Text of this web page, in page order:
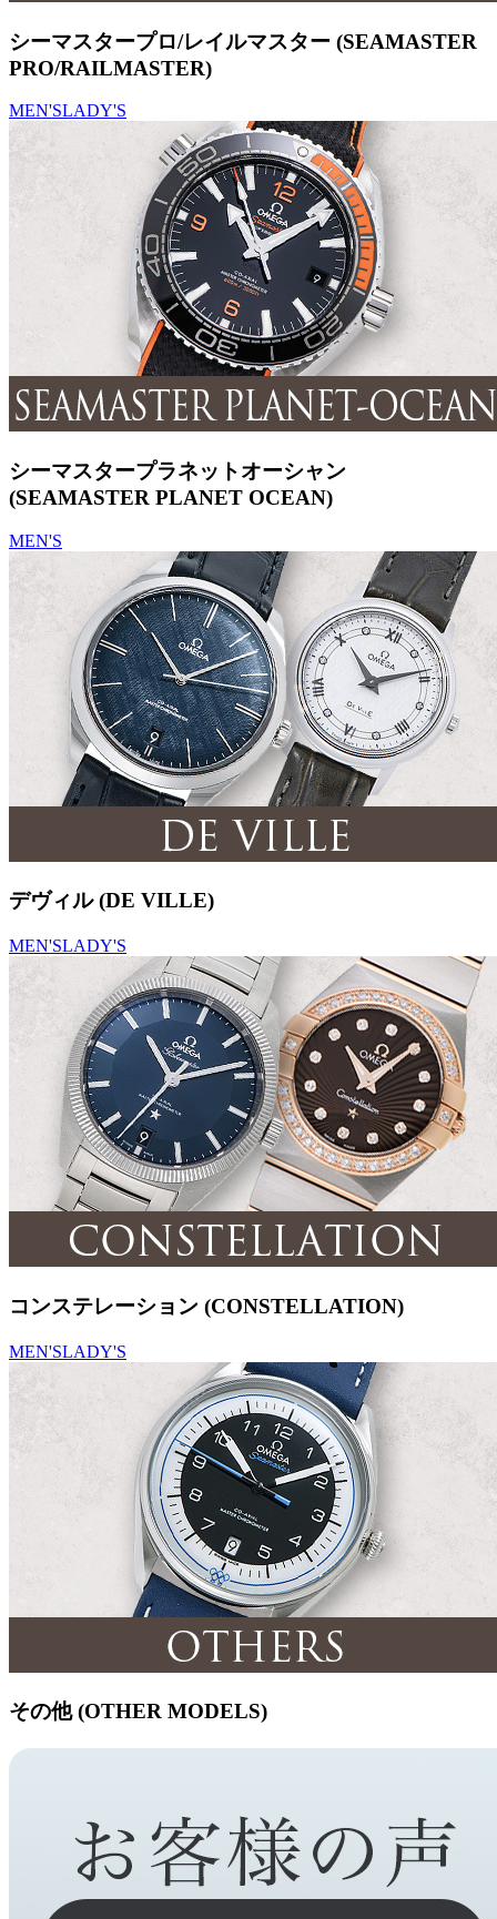
シーマスタープロ/レイルマスター (SEAMASTER
PRO/RAILMASTER)
MEN'SLADY'S
シーマスタープラネットオーシャン
(SEAMASTER PLANET OCEAN)
MEN'S
デヴィル (DE VILLE)
MEN'SLADY'S
コンステレーション (CONSTELLATION)
MEN'SLADY'S
その他 (OTHER MODELS)